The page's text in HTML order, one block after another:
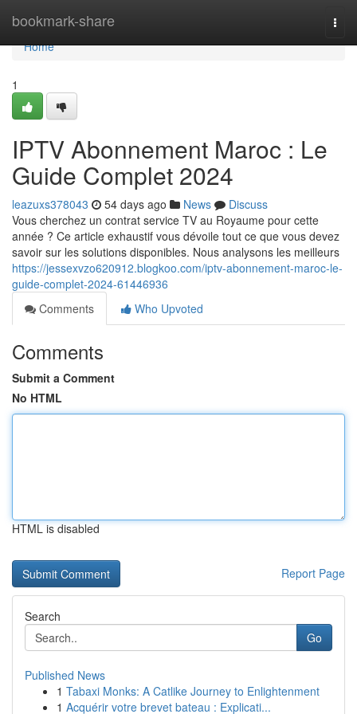
bookmark-share
Home
Home
1
IPTV Abonnement Maroc : Le
Guide Complet 2024
leazuxs378043 54 days ago News
Discuss
Vous cherchez un contrat service TV au Royaume pour cette
année ? Ce article exhaustif vous dévoile tout ce que vous devez
savoir sur les solutions disponibles. Nous analysons les meilleurs
https://jessexvzo620912.blogkoo.com/iptv-abonnement-maroc-le-
guide-complet-2024-61446936
Comments
Who Upvoted
Comments
Submit a Comment
No HTML
HTML is disabled
Report Page
Search
Go
Published News
1 Tabaxi Monks: A Catlike Journey to Enlightenment
1 Acquérir votre brevet bateau : Explicati...